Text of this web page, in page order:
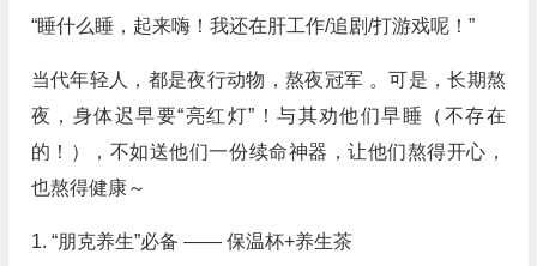
“睡什么睡，起来嗨！我还在肝工作/追剧/打游戏呢！”
当代年轻人，都是夜行动物，熬夜冠军 。可是，长期熬
夜，身体迟早要“亮红灯”！与其劝他们早睡（不存在
的！），不如送他们一份续命神器，让他们熬得开心，
也熬得健康～
1. “朋克养生”必备 —— 保温杯+养生茶